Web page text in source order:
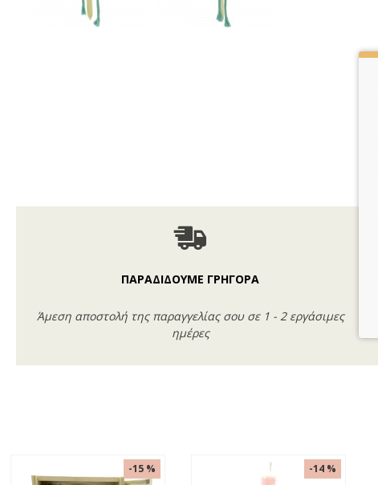
ΠΑΡΑΔΙΔΟΥΜΕ ΓΡΗΓΟΡΑ
Άμεση αποστολή της παραγγελίας σου σε 1 - 2 εργάσιμες
ημέρες
-15 % -14 %